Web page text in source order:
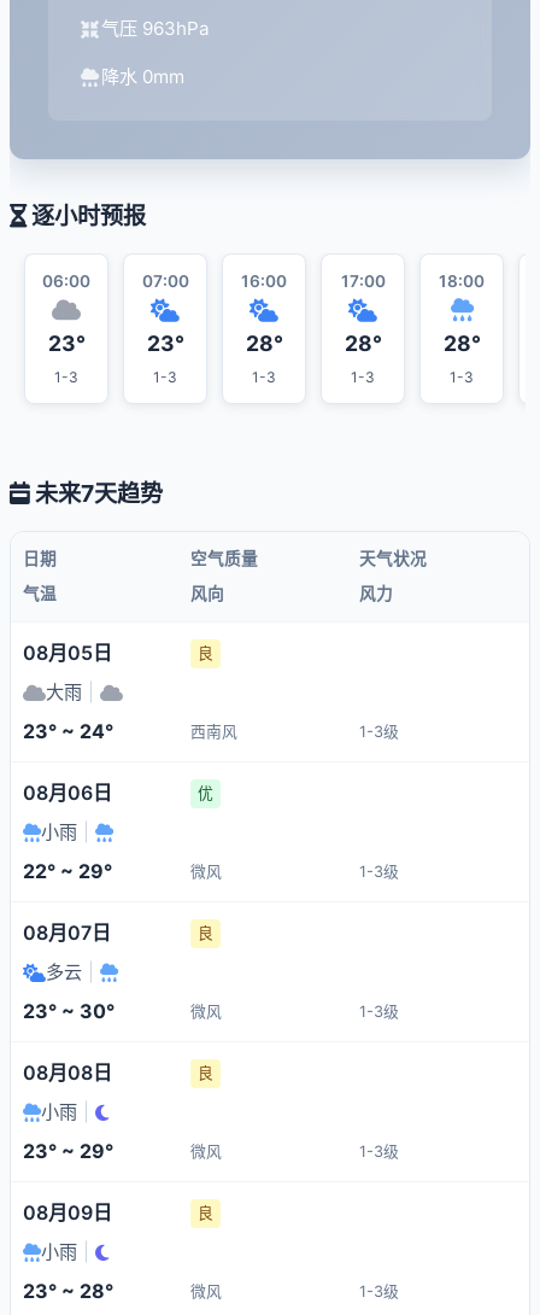
气压 963hPa
降水 0mm
逐小时预报
06:00
23°
1-3
07:00
23°
1-3
16:00
28°
1-3
17:00
28°
1-3
18:00
28°
1-3
未来7天趋势
日期 空气质量
天气状况
气温
风向 风力
08月05日 良
大雨
23° ~ 24° 西南风 1-3级
08月06日 优
小雨
22° ~ 29° 微风 1-3级
08月07日 良
多云
23° ~ 30° 微风 1-3级
08月08日 良
小雨
23° ~ 29° 微风 1-3级
08月09日 良
小雨
23° ~ 28° 微风 1-3级